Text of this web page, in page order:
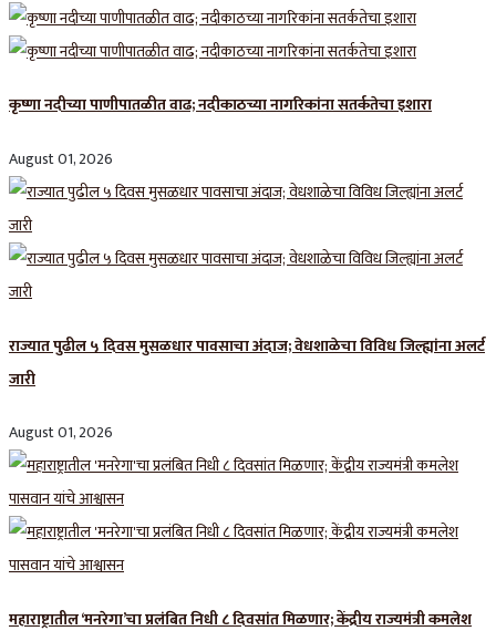
कृष्णा नदीच्या पाणीपातळीत वाढ; नदीकाठच्या नागरिकांना सतर्कतेचा इशारा
August 01, 2026
राज्यात पुढील ५ दिवस मुसळधार पावसाचा अंदाज; वेधशाळेचा विविध जिल्ह्यांना अलर्ट
जारी
August 01, 2026
महाराष्ट्रातील ‘मनरेगा’चा प्रलंबित निधी ८ दिवसांत मिळणार; केंद्रीय राज्यमंत्री कमलेश